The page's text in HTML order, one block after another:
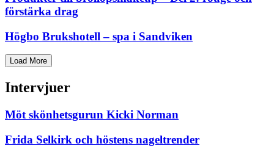
förstärka drag
Högbo Brukshotell – spa i Sandviken
Load More
Intervjuer
Möt skönhetsgurun Kicki Norman
Frida Selkirk och höstens nageltrender